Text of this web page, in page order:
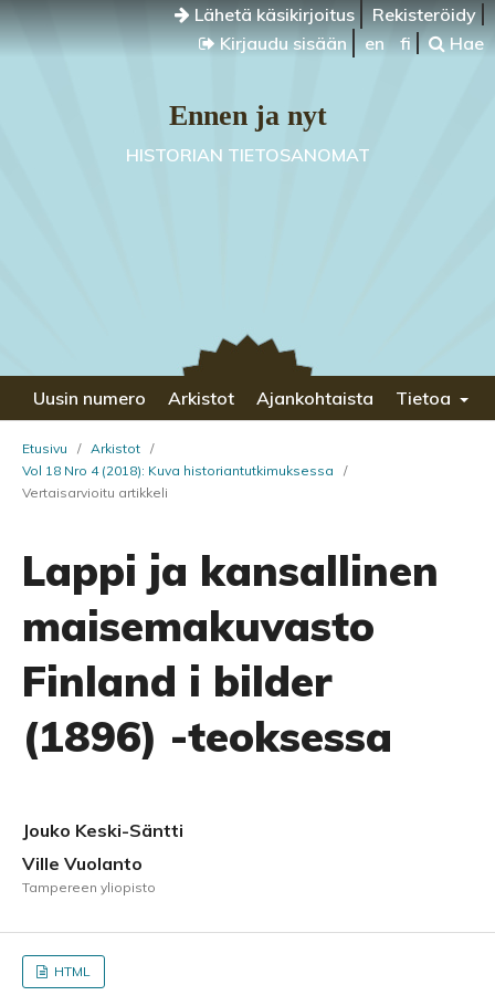
Lähetä käsikirjoitus
Rekisteröidy
Kirjaudu sisään
en fi Hae
Ennen ja nyt
HISTORIAN TIETOSANOMAT
Uusin numero Arkistot Ajankohtaista Tietoa
Etusivu / Arkistot /
Vol 18 Nro 4 (2018): Kuva historiantutkimuksessa
/
Vertaisarvioitu artikkeli
Lappi ja kansallinen
maisemakuvasto
Finland i bilder
(1896) -teoksessa
Jouko Keski-Säntti
Ville Vuolanto
Tampereen yliopisto
HTML